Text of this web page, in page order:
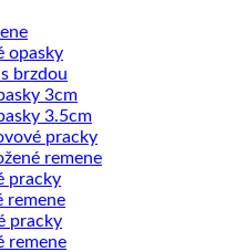
opasky
brzdou
3cm
3.5cm
pracky
remene
pracky
remene
pracky
remene